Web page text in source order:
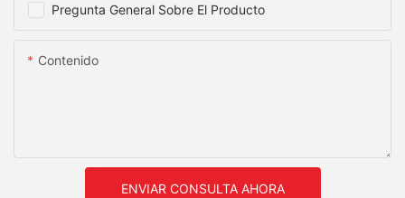
Pregunta General Sobre El Producto
Contenido
ENVIAR CONSULTA AHORA